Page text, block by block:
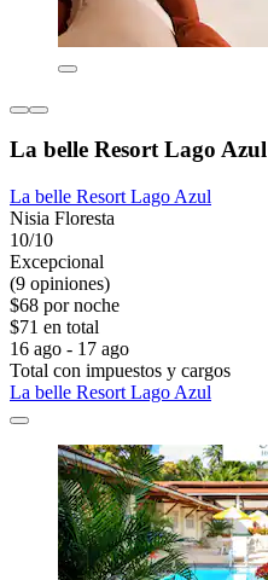
La belle Resort Lago Azul
La belle Resort Lago Azul
Nisia Floresta
10/10
Excepcional
(9 opiniones)
$68 por noche
$71 en total
16 ago - 17 ago
Total con impuestos y cargos
La belle Resort Lago Azul